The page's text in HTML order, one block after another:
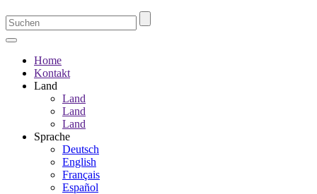
Home
Kontakt
Land
Land
Land
Land
Sprache
Deutsch
English
Français
Español